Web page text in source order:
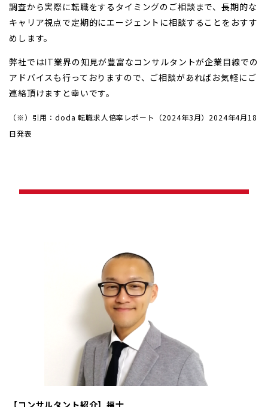
調査から実際に転職をするタイミングのご相談まで、長期的な
キャリア視点で定期的にエージェントに相談することをおすす
めします。
弊社ではIT業界の知見が豊富なコンサルタントが企業目線での
アドバイスも行っておりますので、ご相談があればお気軽にご
連絡頂けますと幸いです。
（※）引用：doda 転職求人倍率レポート（2024年3月）2024年4月18
日発表